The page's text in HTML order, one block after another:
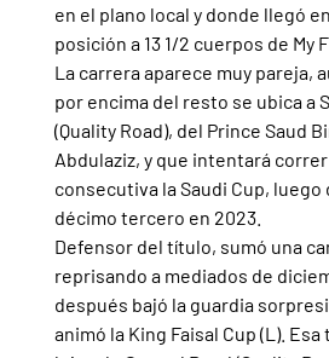
en el plano local y donde llegó
posición a 13 1/2 cuerpos de My
La carrera aparece muy pareja,
por encima del resto se ubica a
(Quality Road), del Prince Saud
Abdulaziz, y que intentará
consecutiva la Saudi Cup, luego
décimo tercero en 2023.
Defensor del título, sumó una
reprisando a mediados de
después bajó la guardia
animó la King Faisal Cup (L).